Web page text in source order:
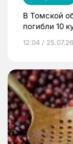
В Томской
погибли 10
12:04 / 25.07.26